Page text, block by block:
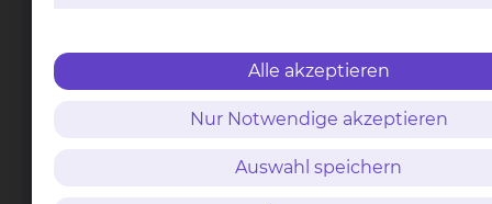
Alle akzeptieren
Nur Notwendige akzeptieren
Auswahl speichern